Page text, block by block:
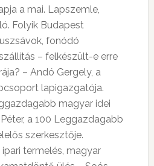
a mai. Lapszemle,
Folyik Budapest
fonódó
– felkészült-e erre
– Andó Gergely, a
lapigazgatója.
magyar idei
a 100 Leggazdagabb
szerkesztője.
termelés, magyar